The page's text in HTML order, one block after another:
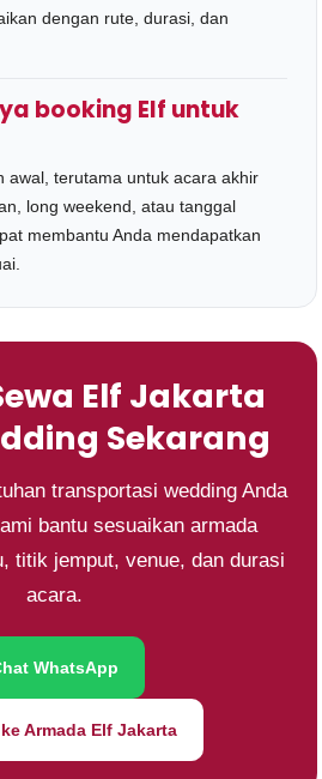
dengan rute, durasi, dan
booking Elf untuk
awal, terutama untuk acara akhir
long weekend, atau tanggal
membantu Anda mendapatkan
Elf Jakarta
Sekarang
transportasi wedding Anda
bantu sesuaikan armada
titik jemput, venue, dan durasi
acara.
WhatsApp
Armada Elf Jakarta